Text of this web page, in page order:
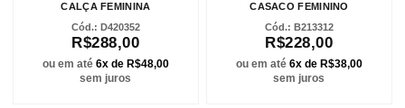
CALÇA FEMININA
D420352
R$288,00
ou em até 6x de R$48,00
sem juros
CASACO FEMININO
B213312
R$228,00
ou em até 6x de R$38,00
sem juros